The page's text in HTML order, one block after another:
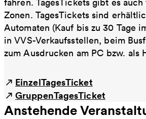
Zonen. TagesTickets sind
Automaten (Kauf bis zu 30 Tage
in VVS-Verkaufsstellen, beim
zum Ausdrucken am PC bzw. als
EinzelTagesTicket
GruppenTagesTicket
Anstehende